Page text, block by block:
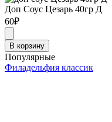
Доп Соус Цезарь 40гр Д
60₽
В корзину
Популярные
Филадельфия классик